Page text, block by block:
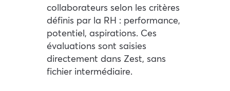
collaborateurs selon les critères
définis par la RH : performance,
potentiel, aspirations. Ces
évaluations sont saisies
directement dans Zest, sans
fichier intermédiaire.